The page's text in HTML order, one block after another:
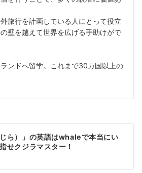
旅行を計画している人にとって役立
壁を越えて世界を広げる手助けがで
ンドへ留学。これまで30カ国以上の
じら）」の英語はwhaleで本当にい
せクジラマスター！